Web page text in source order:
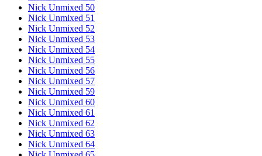
Nick Unmixed 50
Nick Unmixed 51
Nick Unmixed 52
Nick Unmixed 53
Nick Unmixed 54
Nick Unmixed 55
Nick Unmixed 56
Nick Unmixed 57
Nick Unmixed 59
Nick Unmixed 60
Nick Unmixed 61
Nick Unmixed 62
Nick Unmixed 63
Nick Unmixed 64